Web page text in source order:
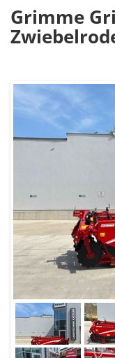
Grimme